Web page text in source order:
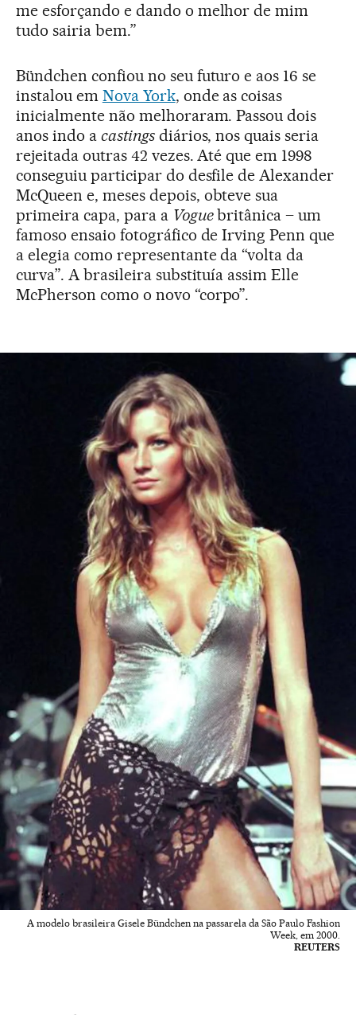
me esforçando e dando o melhor de mim
tudo sairia bem.”
Bündchen confiou no seu futuro e aos 16 se
instalou em Nova York, onde as coisas
inicialmente não melhoraram. Passou dois
anos indo a castingsdiários, nos quais seria
rejeitada outras 42 vezes. Até que em 1998
conseguiu participar do desfile de Alexander
McQueen e, meses depois, obteve sua
primeira capa, para a Voguebritânica – um
famoso ensaio fotográfico de Irving Penn que
a elegia como representante da “volta da
curva”. A brasileira substituía assim Elle
McPherson como o novo “corpo”.
A modelo brasileira Gisele Bündchen na passarela da São Paulo Fashion
Week, em 2000.
REUTERS